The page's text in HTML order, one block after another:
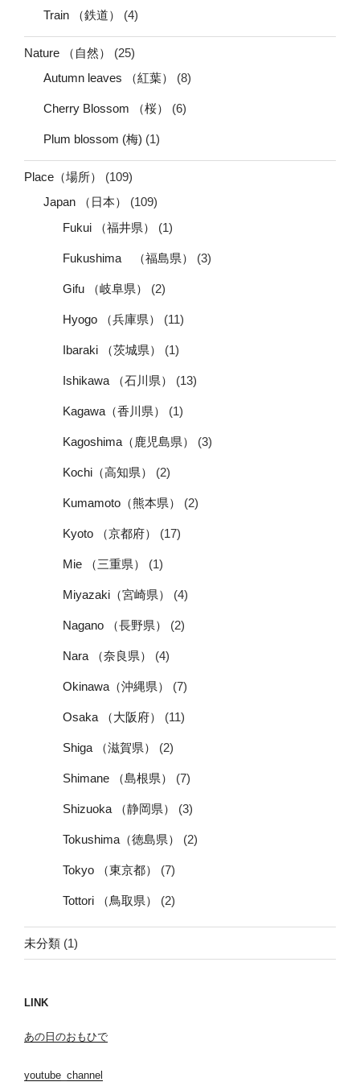
Train （鉄道） (4)
Nature （自然）
(25)
Autumn leaves （紅葉）
(8)
Cherry Blossom （桜） (6)
Plum blossom (梅) (1)
Place（場所）
(109)
Japan （日本）
(109)
Fukui （福井県）
(1)
Fukushima （福島県） (3)
Gifu （岐阜県） (2)
Hyogo （兵庫県） (11)
Ibaraki （茨城県） (1)
Ishikawa （石川県） (13)
Kagawa（香川県） (1)
Kagoshima（鹿児島県） (3)
Kochi（高知県） (2)
Kumamoto（熊本県） (2)
Kyoto （京都府） (17)
Mie （三重県） (1)
Miyazaki（宮崎県） (4)
Nagano （長野県） (2)
Nara （奈良県） (4)
Okinawa（沖縄県） (7)
Osaka （大阪府） (11)
Shiga （滋賀県） (2)
Shimane （島根県） (7)
Shizuoka （静岡県） (3)
Tokushima（徳島県） (2)
Tokyo （東京都） (7)
Tottori （鳥取県） (2)
未分類 (1)
LINK
あの日のおもひで
youtube_channel